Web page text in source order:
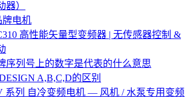
器）
牌电机
高性能矢量型变频器 | 无传感器控制 &
序列号上的数字是代表的什么意思
A,B,C,D的区别
系列 自冷变频电机 — 风机 / 水泵专用变频